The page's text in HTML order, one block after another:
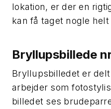
lokation, er der en
kan få taget nogle
Bryllupsbillede
Bryllupsbilledet er
arbejder som
billedet ses